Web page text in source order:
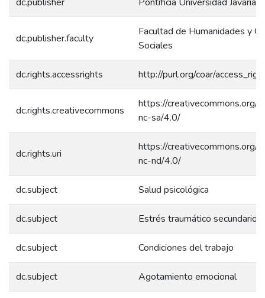
dc.publisher.faculty
Facultad de Humanidades y
Sociales
dc.rights.accessrights http://purl.org/coar/
dc.rights.creativecommons
https://creativecommons.org/
nc-sa/4.0/
dc.rights.uri
https://creativecommons.org/
nc-nd/4.0/
dc.subject Salud psicológica
dc.subject Estrés traumático secundario
dc.subject Condiciones del trabajo
dc.subject Agotamiento emocional